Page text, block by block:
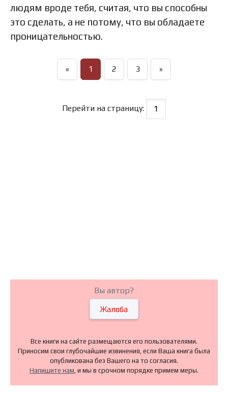
людям вроде тебя, считая, что вы способны
это сделать, а не потому, что вы обладаете
проницательностью.
« 1 2 3 »
Перейти на страницу:
Вы автор?
Жалоба
Все книги на сайте размещаются его пользователями.
Приносим свои глубочайшие извинения, если Ваша книга была
опубликована без Вашего на то согласия.
Напишите нам , и мы в срочном порядке примем меры.